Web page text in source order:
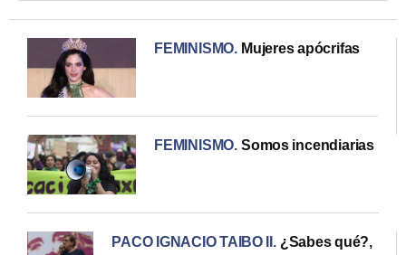
FEMINISMO. Mujeres apócrifas
FEMINISMO. Somos incendiarias
PACO IGNACIO TAIBO II . ¿Sabes qué?,